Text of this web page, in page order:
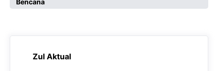
b s
p
g
m
e
Bencana
Zul Aktual